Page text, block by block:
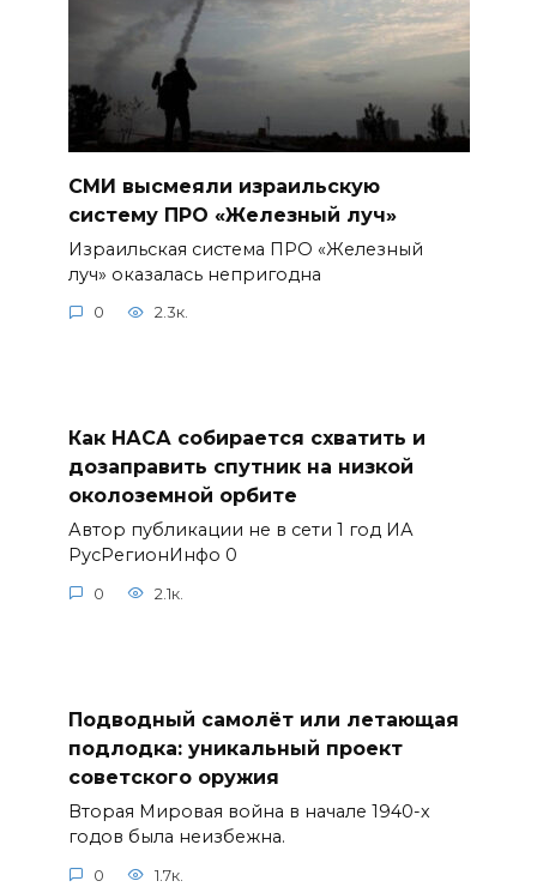
СМИ высмеяли израильскую
систему ПРО «Железный луч»
Израильская система ПРО «Железный
луч» оказалась непригодна
0 2.3к.
Как НАСА собирается схватить и
дозаправить спутник на низкой
околоземной орбите
Автор публикации не в сети 1 год ИА
РусРегионИнфо 0
0 2.1к.
Подводный самолёт или летающая
подлодка: уникальный проект
советского оружия
Вторая Мировая война в начале 1940-х
годов была неизбежна.
0 1.7к.